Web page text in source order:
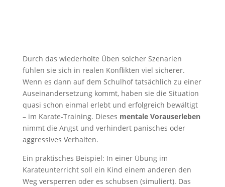
Durch das wiederholte Üben solcher Szenarien
fühlen sie sich in realen Konflikten viel sicherer.
Wenn es dann auf dem Schulhof tatsächlich zu einer
Auseinandersetzung kommt, haben sie die Situation
quasi schon einmal erlebt und erfolgreich bewältigt
– im Karate-Training. Dieses mentale Vorauserleben
nimmt die Angst und verhindert panisches oder
aggressives Verhalten.
Ein praktisches Beispiel: In einer Übung im
Karateunterricht soll ein Kind einem anderen den
Weg versperren oder es schubsen (simuliert). Das